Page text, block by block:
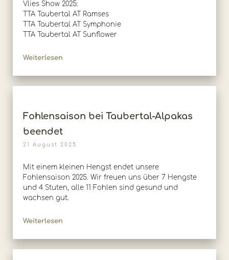
Vlies Show 2025:
TTA Taubertal AT Ramses
TTA Taubertal AT Symphonie
TTA Taubertal AT Sunflower
Weiterlesen
Fohlensaison bei Taubertal-Alpakas
beendet
21 August 2025
Mit einem kleinen Hengst endet unsere
Fohlensaison 2025. Wir freuen uns über 7 Hengste
und 4 Stuten, alle 11 Fohlen sind gesund und
wachsen gut.
Weiterlesen